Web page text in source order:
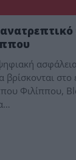
στο
Φιλίππου,